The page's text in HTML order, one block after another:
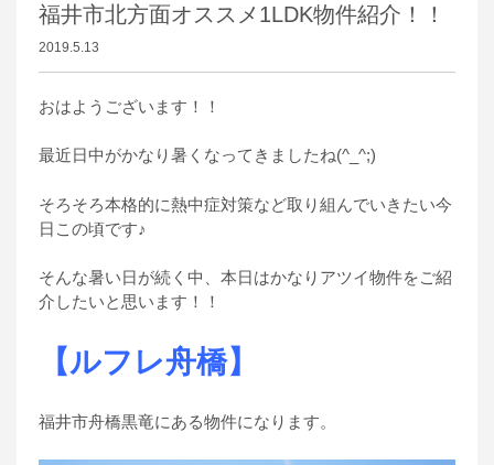
福井市北方面オススメ1LDK物件紹介！！
2019.5.13
おはようございます！！
最近日中がかなり暑くなってきましたね(^_^;)
そろそろ本格的に熱中症対策など取り組んでいきたい今
日この頃です♪
そんな暑い日が続く中、本日はかなりアツイ物件をご紹
介したいと思います！！
【ルフレ舟橋】
福井市舟橋黒竜にある物件になります。